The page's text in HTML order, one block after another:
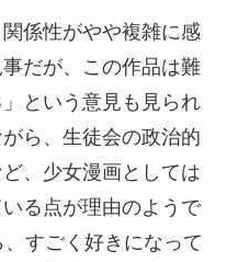
係性がやや複雑に感
だが、この作品は難
という意見も見られ
ら、生徒会の政治的
、少女漫画としては
る点が理由のようで
すごく好きになって